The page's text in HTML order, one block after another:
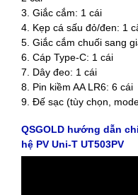
3. Giắc cắm: 1 cái
4. Kẹp cá sấu đỏ/đen: 1
5. Giắc cắm chuối sang
6. Cáp Type-C: 1 cái
7. Dây đeo: 1 cái
8. Pin kiềm AA LR6: 6 cái
9. Đế sạc (tùy chọn,
QSGOLD hướng dẫn
hệ PV Uni-T UT503PV